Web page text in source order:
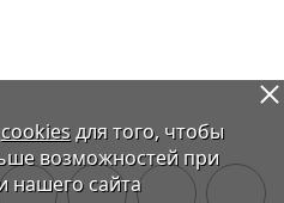
cookiesдля того, чтобы
возможностей при
нашего сайта